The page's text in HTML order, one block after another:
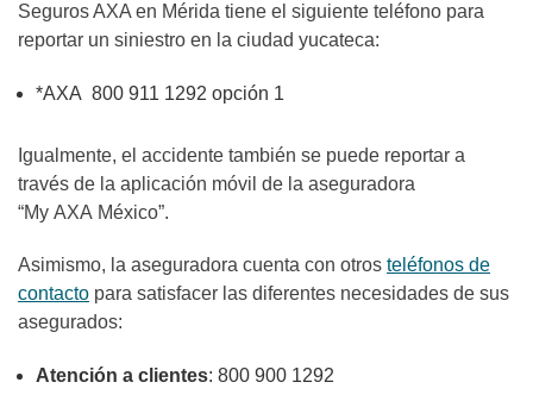
Seguros AXA en Mérida tiene el siguiente teléfono para
reportar un siniestro en la ciudad yucateca:
*AXA 800 911 1292 opción 1
Igualmente, el accidente también se puede reportar a
través de la aplicación móvil de la aseguradora
“My AXA México”.
Asimismo, la aseguradora cuenta con otros teléfonos de
contacto para satisfacer las diferentes necesidades de sus
asegurados:
Atención a clientes: 800 900 1292